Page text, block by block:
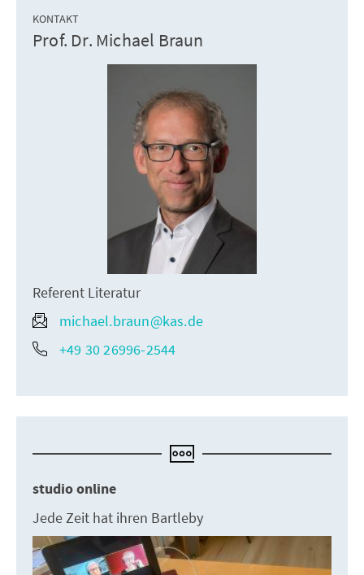
KONTAKT
Prof. Dr. Michael Braun
Referent Literatur
michael.braun@kas.de
+49 30 26996-2544
studio online
Jede Zeit hat ihren Bartleby